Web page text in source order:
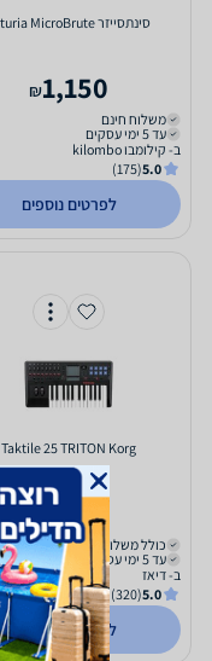
‏סינתסייזר Arturia MicroBrute
1,150
₪
משלוח חינם
עד 5 ימי עסקים
ב- קילומבו kilombo
5.0
(175)
לפרטים נוספים
Taktile 25 TRITON Korg
2,050
₪
כולל משלוח (₪50)
עד 5 ימי עסקים
ב- דיאז
5.0
(320)
לפרטים נוספים